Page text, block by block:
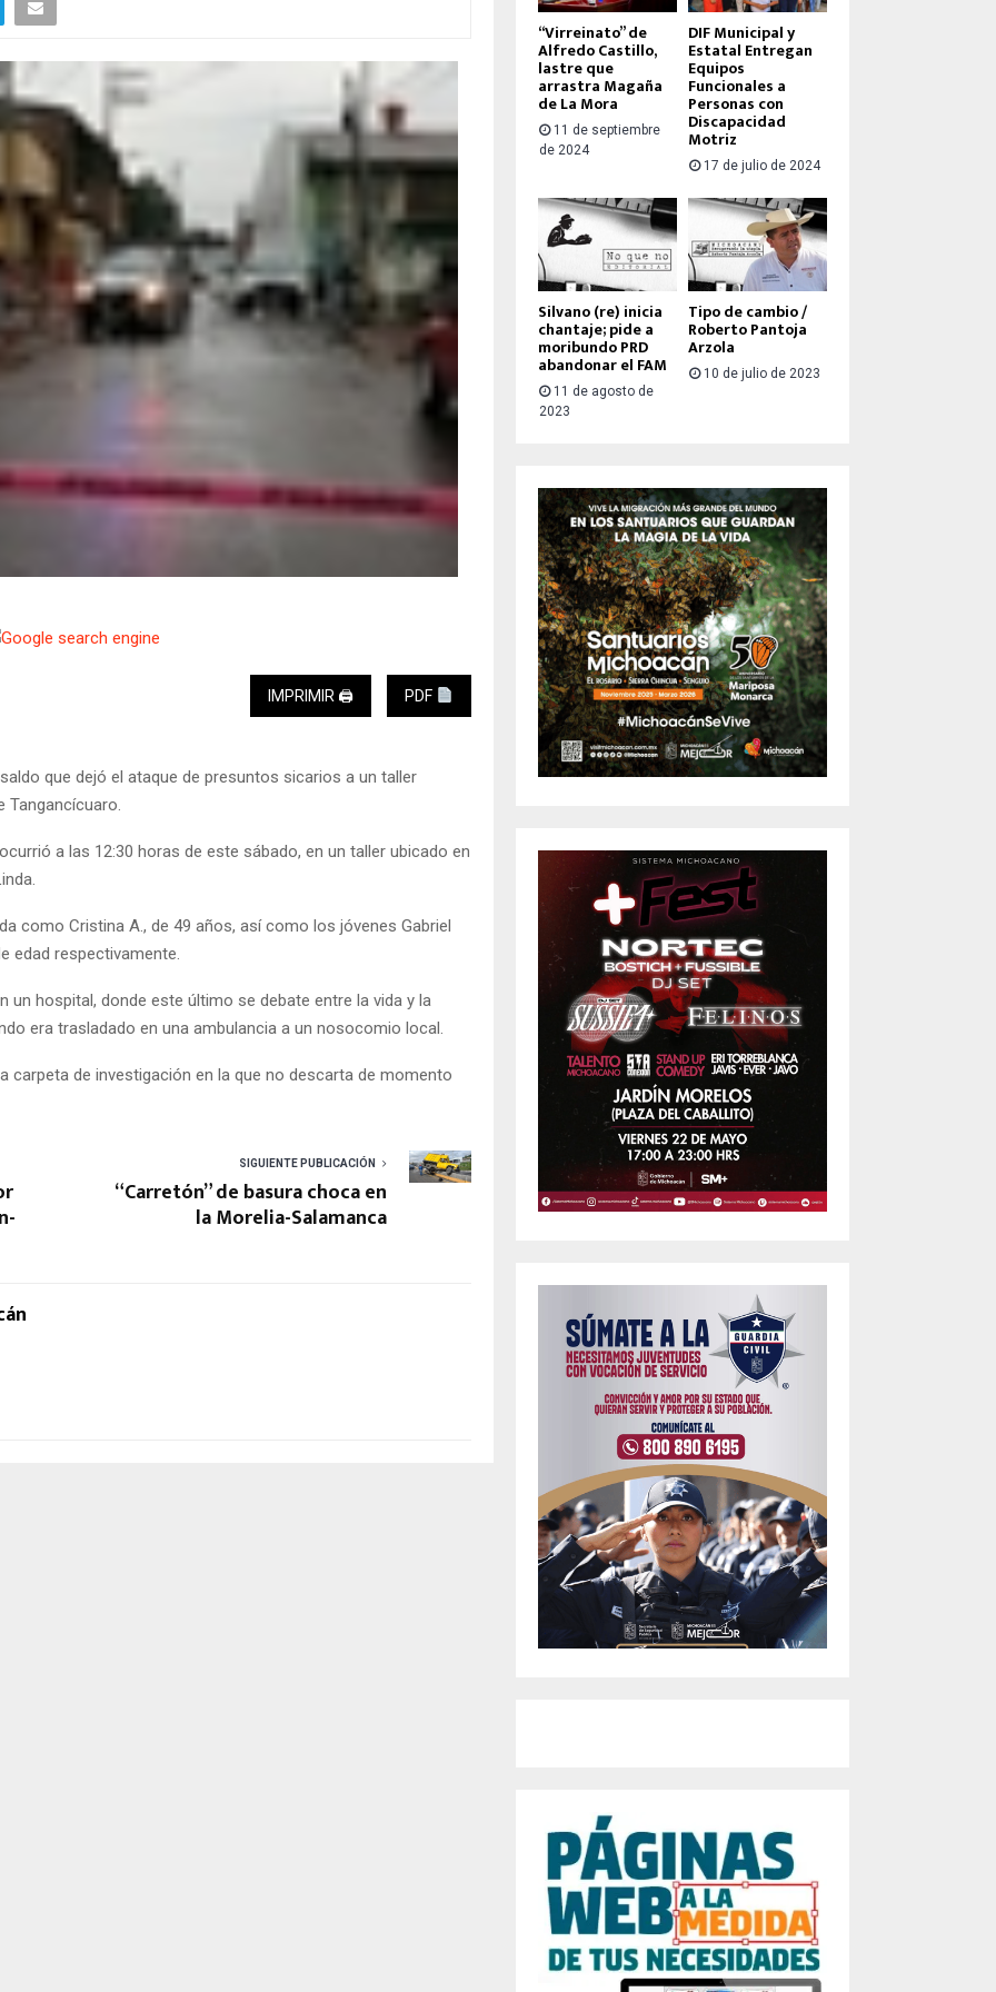
IMPRIMIR 🖨 PDF
que dejó el ataque de presuntos sicarios a un taller
a las 12:30 horas de este sábado, en un taller ubicado en
como Cristina A., de 49 años, así como los jóvenes Gabriel
edad respectivamente.
un hospital, donde este último se debate entre la vida y la
era trasladado en una ambulancia a un nosocomio local.
carpeta de investigación en la que no descarta de momento
SIGUIENTE PUBLICACIÓN
“Carretón” de basura choca en
la Morelia-Salamanca
“Virreinato” de
Alfredo Castillo,
lastre que
arrastra Magaña
de La Mora
11 de septiembre
de 2024
DIF Municipal y
Estatal Entregan
Equipos
Funcionales a
Personas con
Discapacidad
Motriz
17 de julio de 2024
Silvano (re) inicia
chantaje; pide a
moribundo PRD
abandonar el FAM
11 de agosto de
2023
Tipo de cambio /
Roberto Pantoja
Arzola
10 de julio de 2023